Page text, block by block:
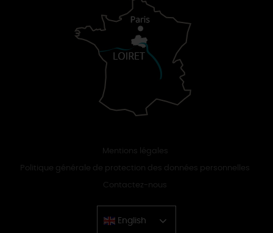
Mentions légales
Politique générale de protection des données personnelles
Contactez-nous
English